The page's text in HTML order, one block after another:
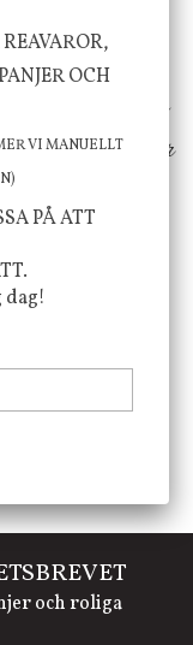
hem! Med
färgpalett
som
lilla extra för
och roliga
OCH
VI MANUELLT
PÅ ATT